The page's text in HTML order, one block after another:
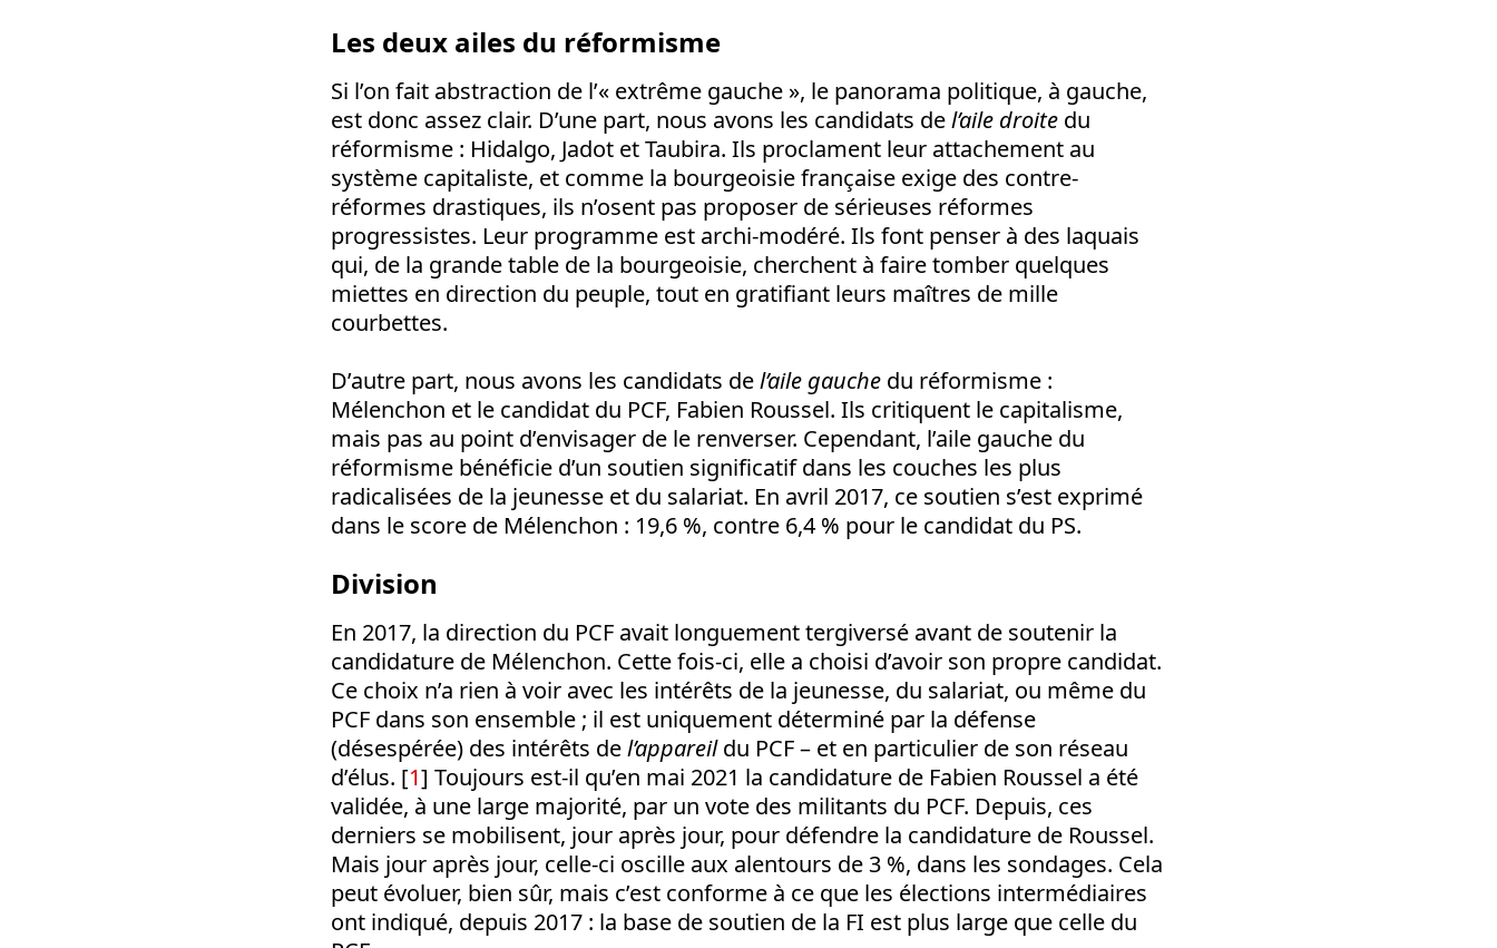
Les deux ailes du réformisme
Si l’on fait abstraction de l’« extrême gauche », le panorama politique, à gauche,
est donc assez clair. D’une part, nous avons les candidats del’aile droite du
réformisme : Hidalgo, Jadot et Taubira. Ils proclament leur attachement au
système capitaliste, et comme la bourgeoisie française exige des contre-
réformes drastiques, ils n’osent pas proposer de sérieuses réformes
progressistes. Leur programme est archi-modéré. Ils font penser à des laquais
qui, de la grande table de la bourgeoisie, cherchent à faire tomber quelques
miettes en direction du peuple, tout en gratifiant leurs maîtres de mille
courbettes.
D’autre part, nous avons les candidats del’aile gauche du réformisme :
Mélenchon et le candidat du PCF, Fabien Roussel. Ils critiquent le capitalisme,
mais pas au point d’envisager de le renverser. Cependant, l’aile gauche du
réformisme bénéficie d’un soutien significatif dans les couches les plus
radicalisées de la jeunesse et du salariat. En avril 2017, ce soutien s’est exprimé
dans le score de Mélenchon : 19,6 %, contre 6,4 % pour le candidat du PS.
Division
En 2017, la direction du PCF avait longuement tergiversé avant de soutenir la
candidature de Mélenchon. Cette fois-ci, elle a choisi d’avoir son propre candidat.
Ce choix n’a rien à voir avec les intérêts de la jeunesse, du salariat, ou même du
PCF dans son ensemble ; il est uniquement déterminé par la défense
(désespérée) des intérêts del’appareildu PCF – et en particulier de son réseau
d’élus. [1] Toujours est-il qu’en mai 2021 la candidature de Fabien Roussel a été
validée, à une large majorité, par un vote des militants du PCF. Depuis, ces
derniers se mobilisent, jour après jour, pour défendre la candidature de Roussel.
Mais jour après jour, celle-ci oscille aux alentours de 3 %, dans les sondages. Cela
peut évoluer, bien sûr, mais c’est conforme à ce que les élections intermédiaires
ont indiqué, depuis 2017 : la base de soutien de la FI est plus large que celle du